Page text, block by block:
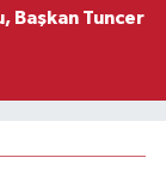
Başkan Tuncer